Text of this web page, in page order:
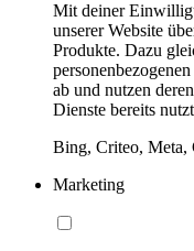
Mit deiner
unserer Website
Produkte. Dazu
ab und nutzen
Dienste bereits
Bing, Criteo, Meta,
Marketing